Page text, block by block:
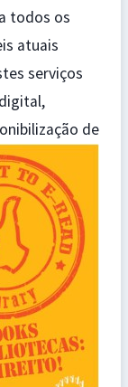
todos os
atuais
serviços
de